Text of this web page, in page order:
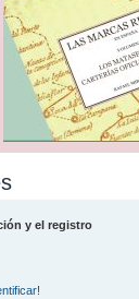
y el registro